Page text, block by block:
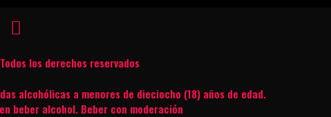
los derechos reservados
alcohólicas a menores de dieciocho (18) años de edad.
beber alcohol. Beber con moderación